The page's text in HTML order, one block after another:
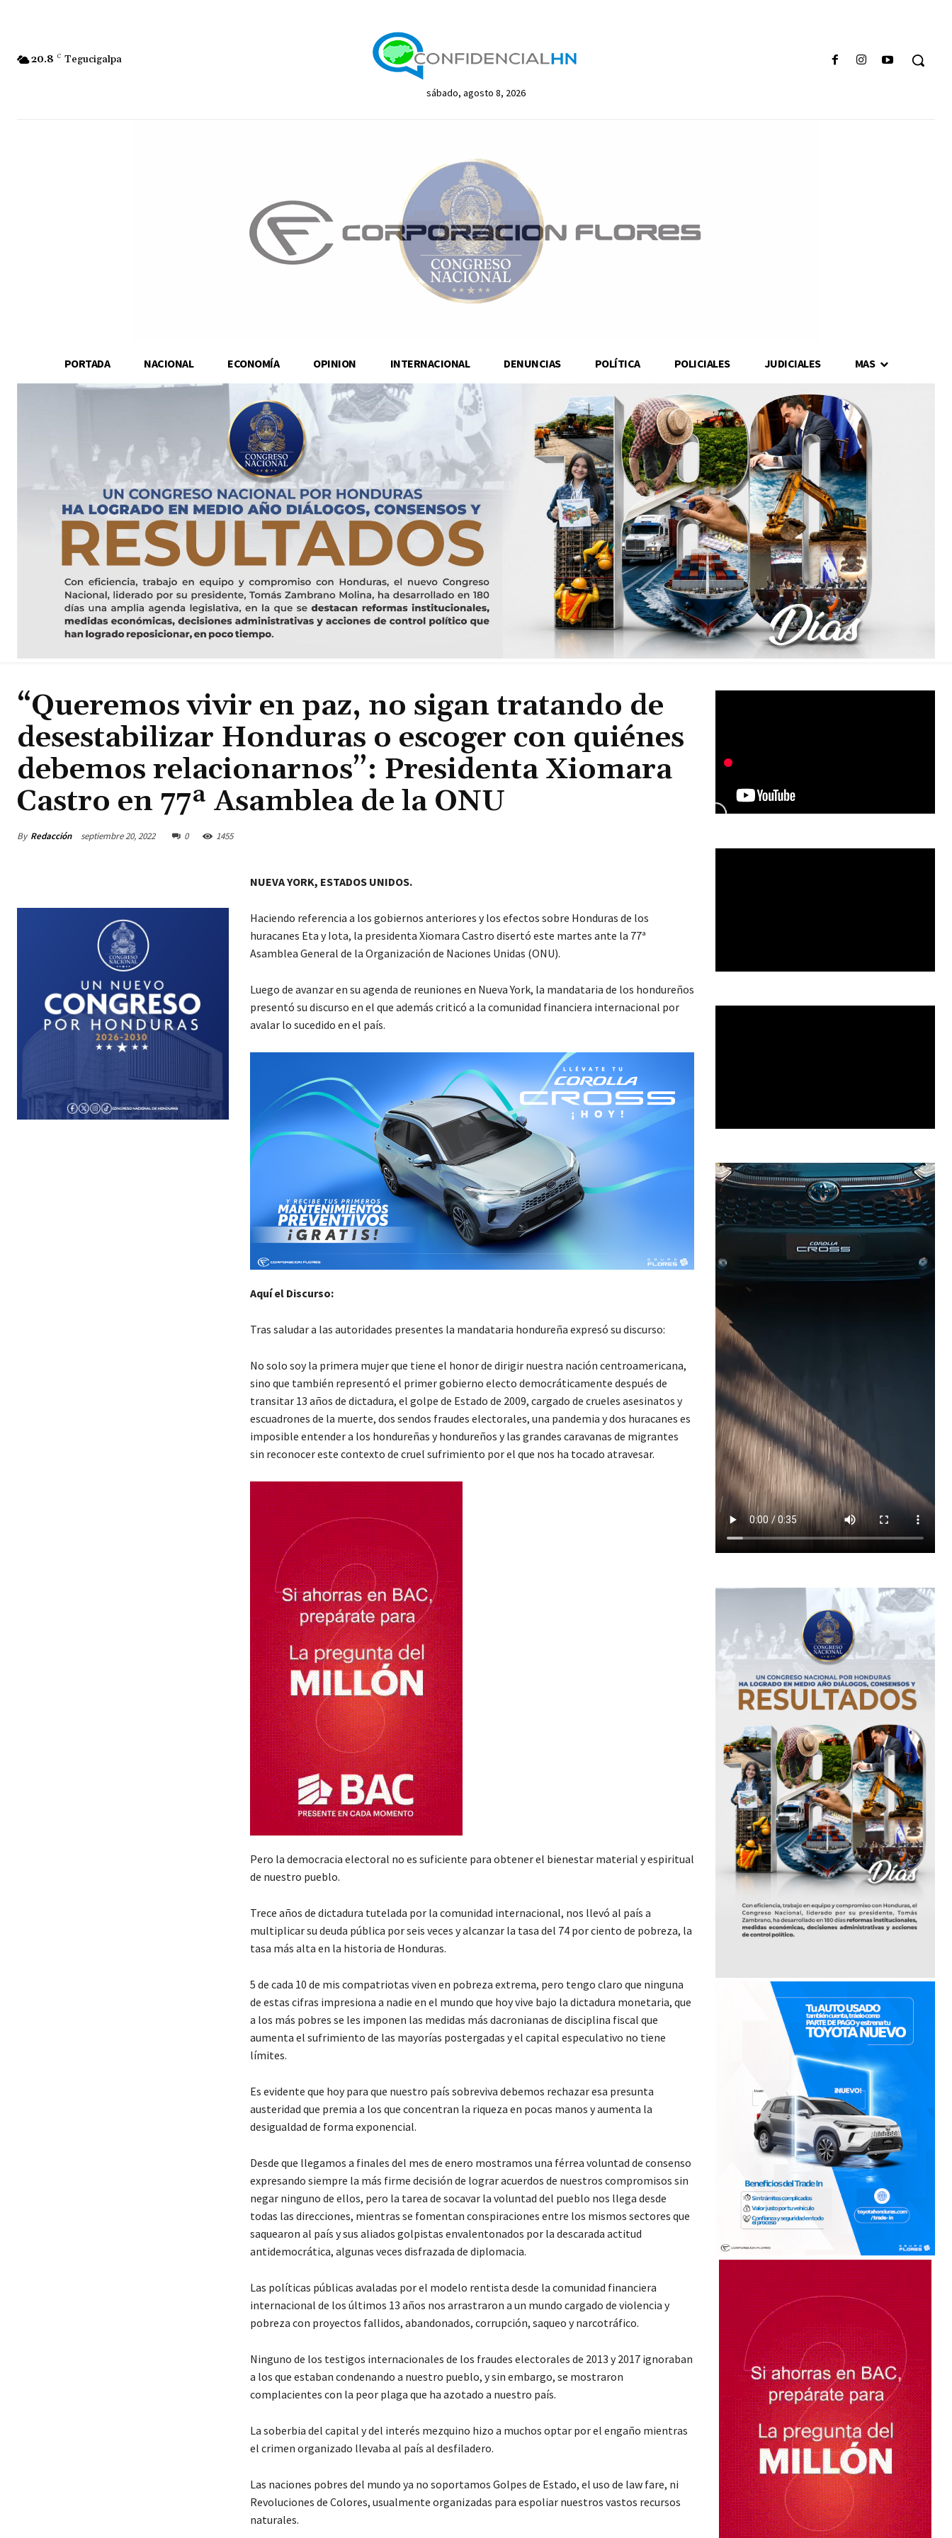
20.8 C Tegucigalpa
sábado, agosto 8, 2026
PORTADA NACIONAL ECONOMÍA OPINION INTERNACIONAL DENUNCIAS POLÍTICA POLICIALES JUDICIALES MAS
“Queremos vivir en paz, no sigan tratando de
desestabilizar Honduras o escoger con quiénes
debemos relacionarnos”: Presidenta Xiomara
Castro en 77ª Asamblea de la ONU
By Redacción septiembre 20, 2022 0 1455
NUEVA YORK, ESTADOS UNIDOS.
Haciendo referencia a los gobiernos anteriores y los efectos sobre Honduras de los
huracanes Eta y Iota, la presidenta Xiomara Castro disertó este martes ante la 77ª
Asamblea General de la Organización de Naciones Unidas (ONU).
Luego de avanzar en su agenda de reuniones en Nueva York, la mandataria de los hondureños
presentó su discurso en el que además criticó a la comunidad financiera internacional por
avalar lo sucedido en el país.
Aquí el Discurso:
Tras saludar a las autoridades presentes la mandataria hondureña expresó su discurso:
No solo soy la primera mujer que tiene el honor de dirigir nuestra nación centroamericana,
sino que también representó el primer gobierno electo democráticamente después de
transitar 13 años de dictadura, el golpe de Estado de 2009, cargado de crueles asesinatos y
escuadrones de la muerte, dos sendos fraudes electorales, una pandemia y dos huracanes es
imposible entender a los hondureñas y hondureños y las grandes caravanas de migrantes
sin reconocer este contexto de cruel sufrimiento por el que nos ha tocado atravesar.
Pero la democracia electoral no es suficiente para obtener el bienestar material y espiritual
de nuestro pueblo.
Trece años de dictadura tutelada por la comunidad internacional, nos llevó al país a
multiplicar su deuda pública por seis veces y alcanzar la tasa del 74 por ciento de pobreza, la
tasa más alta en la historia de Honduras.
5 de cada 10 de mis compatriotas viven en pobreza extrema, pero tengo claro que ninguna
de estas cifras impresiona a nadie en el mundo que hoy vive bajo la dictadura monetaria, que
a los más pobres se les imponen las medidas más dacronianas de disciplina fiscal que
aumenta el sufrimiento de las mayorías postergadas y el capital especulativo no tiene
límites.
Es evidente que hoy para que nuestro país sobreviva debemos rechazar esa presunta
austeridad que premia a los que concentran la riqueza en pocas manos y aumenta la
desigualdad de forma exponencial.
Desde que llegamos a finales del mes de enero mostramos una férrea voluntad de consenso
expresando siempre la más firme decisión de lograr acuerdos de nuestros compromisos sin
negar ninguno de ellos, pero la tarea de socavar la voluntad del pueblo nos llega desde
todas las direcciones, mientras se fomentan conspiraciones entre los mismos sectores que
saquearon al país y sus aliados golpistas envalentonados por la descarada actitud
antidemocrática, algunas veces disfrazada de diplomacia.
Las políticas públicas avaladas por el modelo rentista desde la comunidad financiera
internacional de los últimos 13 años nos arrastraron a un mundo cargado de violencia y
pobreza con proyectos fallidos, abandonados, corrupción, saqueo y narcotráfico.
Ninguno de los testigos internacionales de los fraudes electorales de 2013 y 2017 ignoraban
a los que estaban condenando a nuestro pueblo, y sin embargo, se mostraron
complacientes con la peor plaga que ha azotado a nuestro país.
La soberbia del capital y del interés mezquino hizo a muchos optar por el engaño mientras
el crimen organizado llevaba al país al desfiladero.
Las naciones pobres del mundo ya no soportamos Golpes de Estado, el uso de law fare, ni
Revoluciones de Colores, usualmente organizadas para espoliar nuestros vastos recursos
naturales.